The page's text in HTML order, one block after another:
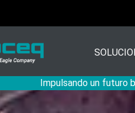
Impulsando un futuro